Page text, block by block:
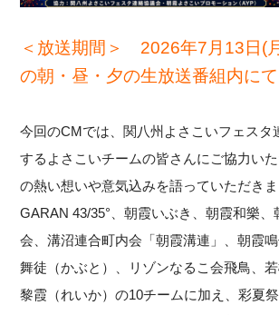
＜放送期間＞ 2026年7月13日(
の朝・昼・夕の生放送番組内にて
今回のCMでは、関八州よさこいフェスタ
するよさこいチームの皆さんにご協力い
の熱い想いや意気込みを語っていただきま
GARAN 43/35°、朝霞いぶき、朝霞和樂、
会、溝沼連合町内会「朝霞溝連」、朝霞
舞徒（かぶと）、リゾンなるこ会飛鳥、若
黎霞（れいか）の10チームに加え、彩夏